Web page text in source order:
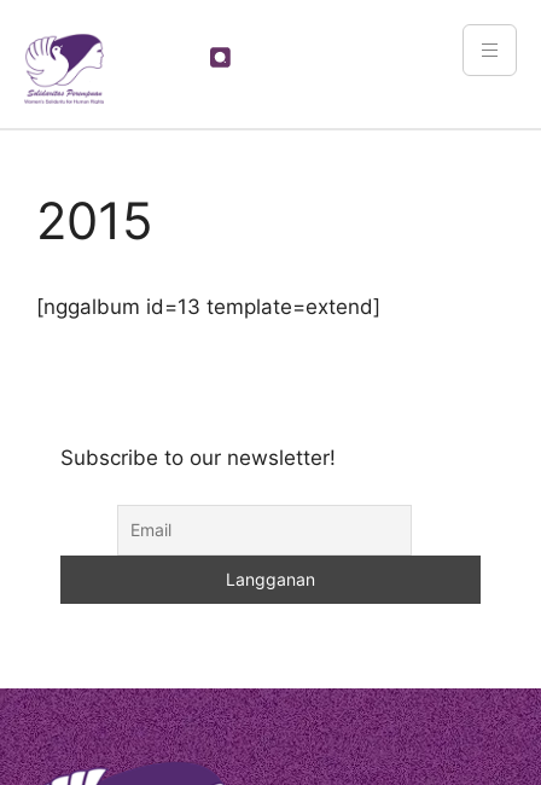
2015
[nggalbum id=13 template=extend]
Subscribe to our newsletter!